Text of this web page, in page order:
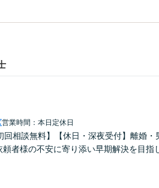
営業時間：本日定休日
回相談無料】【休日・深夜受付】離婚
者様の不安に寄り添い早期解決を目指